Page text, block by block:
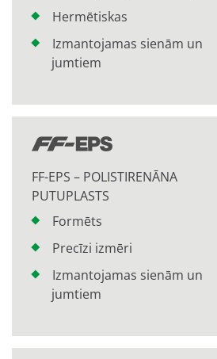
Hermētiskas
Izmantojamas sienām un
jumtiem
FF-EPS – POLISTIRENĀNA
PUTUPLASTS
Formēts
Precīzi izmēri
Izmantojamas sienām un
jumtiem